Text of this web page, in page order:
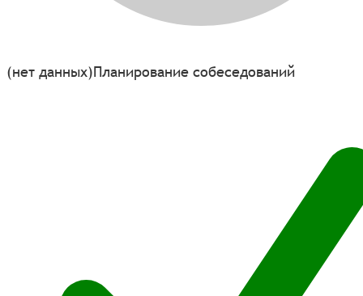
(нет данных)Планирование собеседований